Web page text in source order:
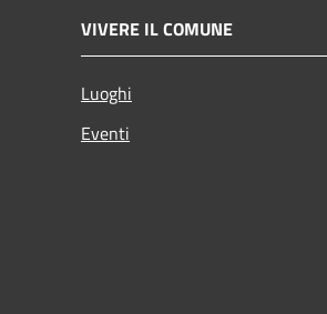
VIVERE IL COMUNE
Luoghi
Eventi